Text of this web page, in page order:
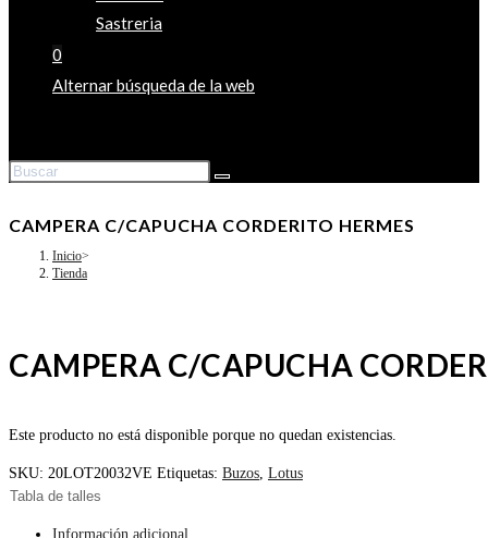
Sastreria
0
Alternar búsqueda de la web
CAMPERA C/CAPUCHA CORDERITO HERMES
Inicio>
Tienda
CAMPERA C/CAPUCHA
Este producto no está disponible porque no quedan existencias.
SKU: 20LOT20032VE Etiquetas: Buzos Lotus
Tabla de talles
Información adicional